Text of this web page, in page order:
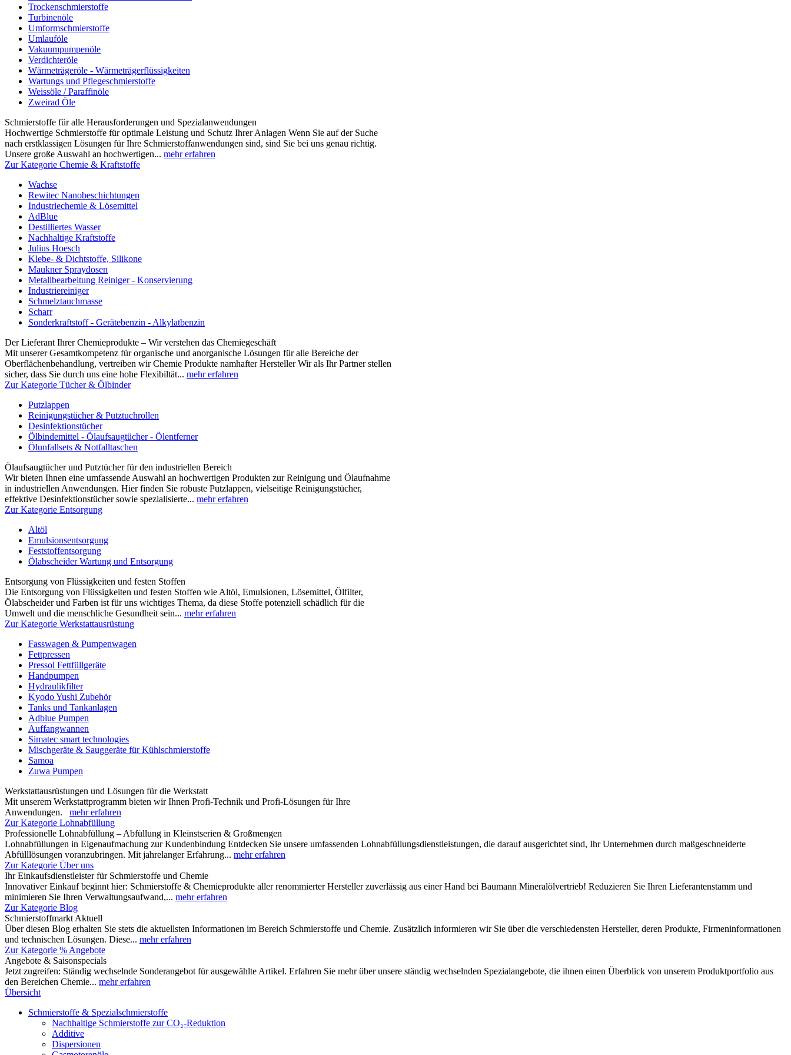
Trockenschmierstoffe
Turbinenöle
Umformschmierstoffe
Umlauföle
Vakuumpumpenöle
Verdichteröle
Wärmeträgeröle - Wärmeträgerflüssigkeiten
Wartungs und Pflegeschmierstoffe
Weissöle / Paraffinöle
Zweirad Öle
Schmierstoffe für alle Herausforderungen und Spezialanwendungen
Hochwertige Schmierstoffe für optimale Leistung und Schutz Ihrer Anlagen Wenn Sie auf der Suche
nach erstklassigen Lösungen für Ihre Schmierstoffanwendungen sind, sind Sie bei uns genau richtig.
Unsere große Auswahl an hochwertigen... mehr erfahren
Zur Kategorie Chemie & Kraftstoffe
Wachse
Rewitec Nanobeschichtungen
Industriechemie & Lösemittel
AdBlue
Destilliertes Wasser
Nachhaltige Kraftstoffe
Julius Hoesch
Klebe- & Dichtstoffe, Silikone
Maukner Spraydosen
Metallbearbeitung Reiniger - Konservierung
Industriereiniger
Schmelztauchmasse
Scharr
Sonderkraftstoff - Gerätebenzin - Alkylatbenzin
Der Lieferant Ihrer Chemieprodukte – Wir verstehen das Chemiegeschäft
Mit unserer Gesamtkompetenz für organische und anorganische Lösungen für alle Bereiche der
Oberflächenbehandlung, vertreiben wir Chemie Produkte namhafter Hersteller Wir als Ihr Partner stellen
sicher, dass Sie durch uns eine hohe Flexibiltät... mehr erfahren
Zur Kategorie Tücher & Ölbinder
Putzlappen
Reinigungstücher & Putztuchrollen
Desinfektionstücher
Ölbindemittel - Ölaufsaugtücher - Ölentferner
Ölunfallsets & Notfalltaschen
Ölaufsaugtücher und Putztücher für den industriellen Bereich
Wir bieten Ihnen eine umfassende Auswahl an hochwertigen Produkten zur Reinigung und Ölaufnahme
in industriellen Anwendungen. Hier finden Sie robuste Putzlappen, vielseitige Reinigungstücher,
effektive Desinfektionstücher sowie spezialisierte... mehr erfahren
Zur Kategorie Entsorgung
Altöl
Emulsionsentsorgung
Feststoffentsorgung
Ölabscheider Wartung und Entsorgung
Entsorgung von Flüssigkeiten und festen Stoffen
Die Entsorgung von Flüssigkeiten und festen Stoffen wie Altöl, Emulsionen, Lösemittel, Ölfilter,
Ölabscheider und Farben ist für uns wichtiges Thema, da diese Stoffe potenziell schädlich für die
Umwelt und die menschliche Gesundheit sein... mehr erfahren
Zur Kategorie Werkstattausrüstung
Fasswagen & Pumpenwagen
Fettpressen
Pressol Fettfüllgeräte
Handpumpen
Hydraulikfilter
Kyodo Yushi Zubehör
Tanks und Tankanlagen
Adblue Pumpen
Auffangwannen
Simatec smart technologies
Mischgeräte & Sauggeräte für Kühlschmierstoffe
Samoa
Zuwa Pumpen
Werkstattausrüstungen und Lösungen für die Werkstatt
Mit unserem Werkstattprogramm bieten wir Ihnen Profi-Technik und Profi-Lösungen für Ihre
Anwendungen. mehr erfahren
Zur Kategorie Lohnabfüllung
Professionelle Lohnabfüllung – Abfüllung in Kleinstserien & Großmengen
Lohnabfüllungen in Eigenaufmachung zur Kundenbindung Entdecken Sie unsere umfassenden Lohnabfüllungsdienstleistungen, die darauf ausgerichtet sind, Ihr Unternehmen durch maßgeschneiderte
Abfülllösungen voranzubringen. Mit jahrelanger Erfahrung... mehr erfahren
Zur Kategorie Über uns
Ihr Einkaufsdienstleister für Schmierstoffe und Chemie
Innovativer Einkauf beginnt hier: Schmierstoffe & Chemieprodukte aller renommierter Hersteller zuverlässig aus einer Hand bei Baumann Mineralölvertrieb! Reduzieren Sie Ihren Lieferantenstamm und
minimieren Sie Ihren Verwaltungsaufwand,... mehr erfahren
Zur Kategorie Blog
Schmierstoffmarkt Aktuell
Über diesen Blog erhalten Sie stets die aktuellsten Informationen im Bereich Schmierstoffe und Chemie. Zusätzlich informieren wir Sie über die verschiedensten Hersteller, deren Produkte, Firmeninformationen
und technischen Lösungen. Diese... mehr erfahren
Zur Kategorie % Angebote
Angebote & Saisonspecials
Jetzt zugreifen: Ständig wechselnde Sonderangebot für ausgewählte Artikel. Erfahren Sie mehr über unsere ständig wechselnden Spezialangebote, die ihnen einen Überblick von unserem Produktportfolio aus
den Bereichen Chemie... mehr erfahren
Übersicht
Schmierstoffe & Spezialschmierstoffe
Nachhaltige Schmierstoffe zur CO₂-Reduktion
Additive
Dispersionen